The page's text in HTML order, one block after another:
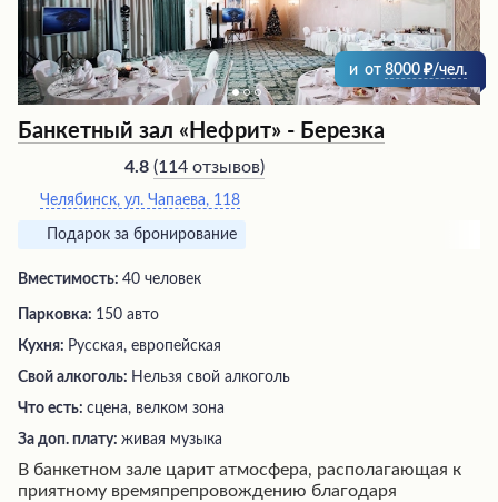
и от 8000 /чел.
Банкетный зал «Нефрит» - Березка
4.8 (114 отзывов)
Челябинск, ул. Чапаева, 118
Подарок за бронирование
Вместимость: 40 человек
Парковка: 150 авто
Кухня: Русская, европейская
Свой алкоголь: Нельзя свой алкоголь
Что есть: сцена, велком зона
За доп. плату: живая музыка
В банкетном зале царит атмосфера, располагающая к
приятному времяпрепровождению благодаря